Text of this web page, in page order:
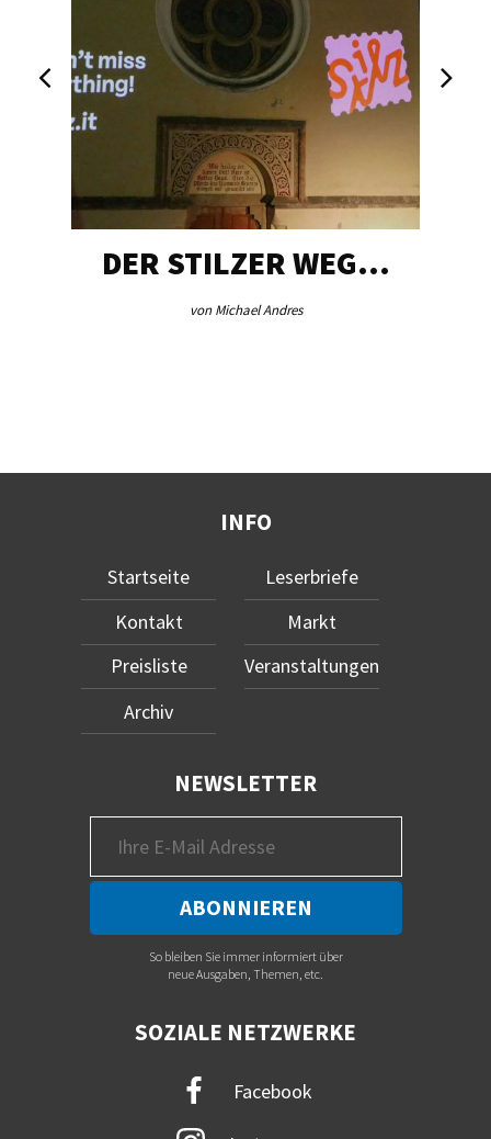
DER STILZER WEG…
von Michael Andres
INFO
Startseite
Kontakt
Preisliste
Archiv
Leserbriefe
Markt
Veranstaltungen
NEWSLETTER
So bleiben Sie immer informiert über
neue Ausgaben, Themen, etc.
SOZIALE NETZWERKE
Facebook